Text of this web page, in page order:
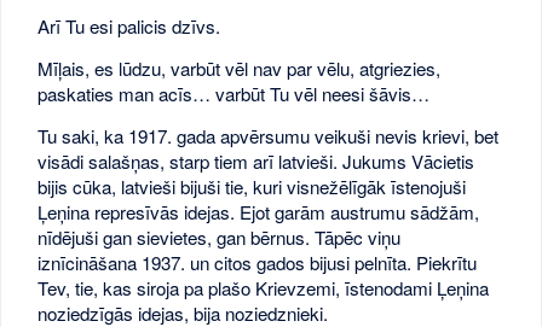
Arī Tu esi palicis dzīvs.
Mīļais, es lūdzu, varbūt vēl nav par vēlu, atgriezies,
paskaties man acīs… varbūt Tu vēl neesi šāvis…
Tu saki, ka 1917. gada apvērsumu veikuši nevis krievi, bet
visādi salašņas, starp tiem arī latvieši. Jukums Vācietis
bijis cūka, latvieši bijuši tie, kuri visnežēlīgāk īstenojuši
Ļeņina represīvās idejas. Ejot garām austrumu sādžām,
nīdējuši gan sievietes, gan bērnus. Tāpēc viņu
iznīcināšana 1937. un citos gados bijusi pelnīta. Piekrītu
Tev, tie, kas siroja pa plašo Krievzemi, īstenodami Ļeņina
noziedzīgās idejas, bija noziedznieki.